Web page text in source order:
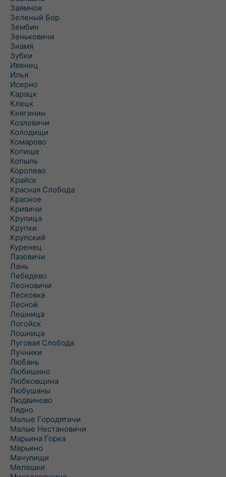
Заямное
Зеленый Бор
Зембин
Зеньковичи
Знамя
Зубки
Ивенец
Илья
Исерно
Карацк
Клецк
Княгинин
Козловичи
Колодищи
Комарово
Копище
Копыль
Королево
Крайск
Красная Слобода
Красное
Кривичи
Крупица
Крупки
Крупский
Куренец
Лазовичи
Лань
Лебедево
Леоновичи
Лесковка
Лесной
Лешница
Логойск
Лошница
Луговая Слобода
Лучники
Любань
Любишино
Любковщина
Любушаны
Людвиново
Лядно
Малые Городятичи
Малые Нестановичи
Марьина Горка
Марьино
Мачулищи
Мелешки